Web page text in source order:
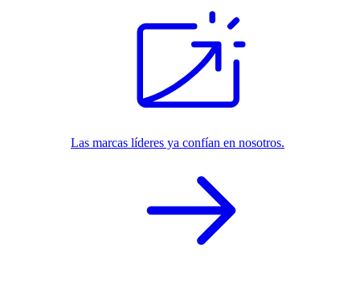
Las marcas líderes ya confían en nosotros.